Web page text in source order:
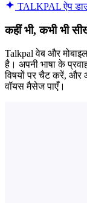
TALKPAL ऐप
कहीं भी, कभी भी
Talkpal वेब और
है। अपनी भाषा के
विषयों पर चैट करें,
वॉयस मैसेज पाएँ।